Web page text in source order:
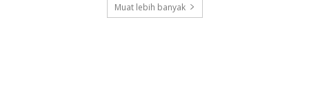
Muat lebih banyak